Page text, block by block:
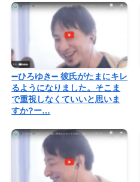
➖ひろゆき➖ 彼氏がたまにキレ
るようになりました。そこま
で重視しなくていいと思いま
すか?ー…